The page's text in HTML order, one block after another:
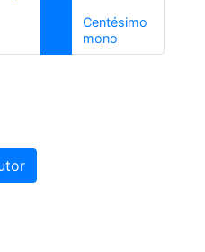
Centésimo
mono